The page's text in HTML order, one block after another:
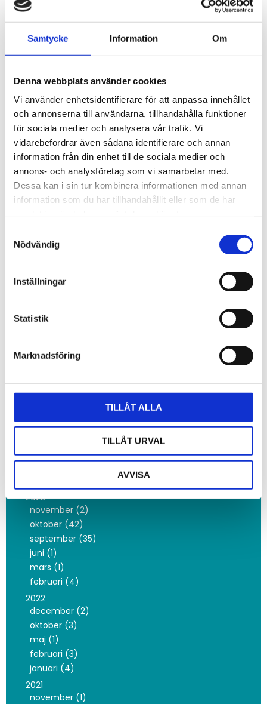
Samtycke Information Om
Denna webbplats använder cookies
Vi använder enhetsidentifierare för att anpassa innehållet
och annonserna till användarna, tillhandahålla funktioner
för sociala medier och analysera vår trafik. Vi
vidarebefordrar även sådana identifierare och annan
information från din enhet till de sociala medier och
annons- och analysföretag som vi samarbetar med.
Dessa kan i sin tur kombinera informationen med annan
information som du har tillhandahållit eller som de har
Nödvändig
Inställningar
Statistik
Marknadsföring
TILLÅT ALLA
TILLÅT URVAL
AVVISA
Fjärrstyrning
Arkiv
2026
juni (2)
maj (2)
april (3)
mars (1)
februari (16)
januari (3)
september (2)
maj (8)
januari (12)
december (5)
september (2)
juli (1)
mars (2)
2023
november (2)
oktober (42)
september (35)
juni (1)
mars (1)
februari (4)
2022
december (2)
oktober (3)
maj (1)
februari (3)
januari (4)
2021
november (1)